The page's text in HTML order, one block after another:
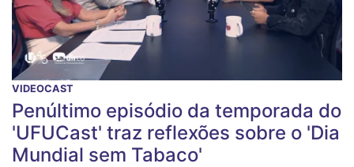
VIDEOCAST
Penúltimo episódio da temporada do
'UFUCast' traz reflexões sobre o 'Dia
Mundial sem Tabaco'